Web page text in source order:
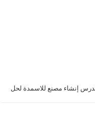
إنشاء مصنع للاسمدة لحل